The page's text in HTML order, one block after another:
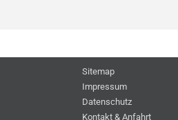
Sitemap
Impressum
Datenschutz
Kontakt & Anfahrt